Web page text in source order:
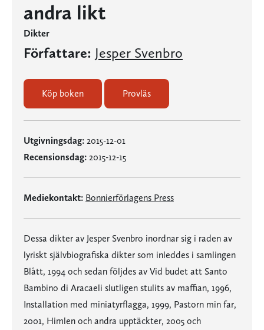
andra likt
Dikter
Författare: Jesper Svenbro
Köp boken Provläs
Utgivningsdag: 2015-12-01
Recensionsdag: 2015-12-15
Mediekontakt: Bonnierförlagens Press
Dessa dikter av Jesper Svenbro inordnar sig i raden av
lyriskt självbiografiska dikter som inleddes i samlingen
Blått, 1994 och sedan följdes av Vid budet att Santo
Bambino di Aracaeli slutligen stulits av maffian, 1996,
Installation med miniatyrflagga, 1999, Pastorn min far,
2001, Himlen och andra upptäckter, 2005 och